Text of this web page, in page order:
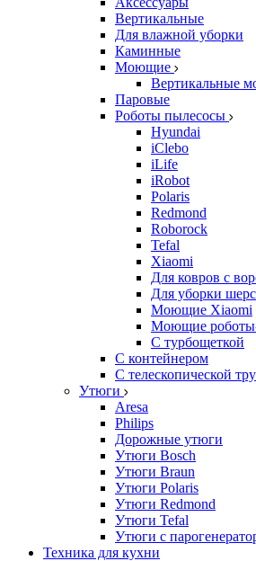
Вертикальные
Для влажной уборки
Каминные
Моющие
Вертикальные
Паровые
Роботы пылесосы
Hyundai
iClebo
iLife
iRobot
Polaris
Redmond
Roborock
Tefal
Xiaomi
Для ковров с
Для уборки
Моющие Xiaomi
Моющие
С турбощеткой
С контейнером
С телескопической
Утюги
Aresa
Philips
Дорожные утюги
Утюги Bosch
Утюги Braun
Утюги Polaris
Утюги Redmond
Утюги Tefal
Утюги с
Техника для кухни